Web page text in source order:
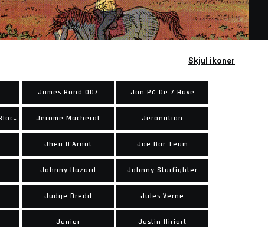
Skjul ikoner
James Bond 007 Jan På De 7 Have
Jerome K. Jerome Bloche Jerome Macherot Jéronation
Jhen D'Arnot Joe Bar Team
Johnny Hazard Johnny Starfighter
Judge Dredd Jules Verne
Junior Justin Hiriart